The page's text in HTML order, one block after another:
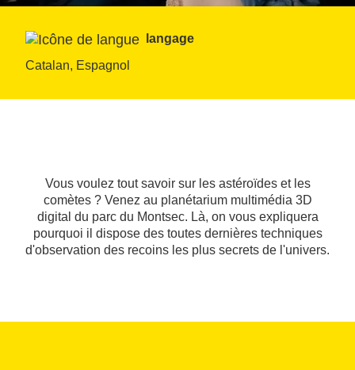
langage
Catalan, Espagnol
Vous voulez tout savoir sur les astéroïdes et les
comètes ? Venez au planétarium multimédia 3D
digital du parc du Montsec. Là, on vous expliquera
pourquoi il dispose des toutes dernières techniques
d'observation des recoins les plus secrets de l'univers.